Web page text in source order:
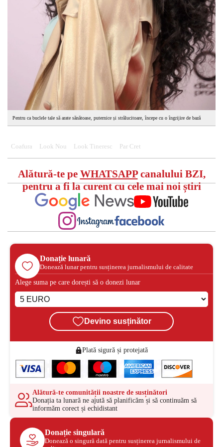
Pentru ca buclele tale să arate sănătoase, puternice și strălucitoare, începe cu o îngrijire de bază
Coafura Look Nou Look Tineresc Par Cret
Alătură-te pe WHATSAPPcanalului BZI,
pentru a fi la curent cu cele mai noi știri
Donație lunară
Donează lunar pentru susținerea jurnalismului de calitate
Alege suma pe care dorești să o donezi lunar
Devino susținător
Plată sigură și protejată
Alătură-te comunității noastre de susținători
Donația ta lunară ne ajută să planificăm și să continuăm să
informăm corect și echidistant
Donație singulară
Donează o singură dată pentru susținerea jurnalismului de